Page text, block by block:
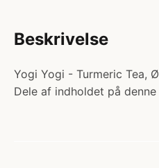
Beskrivelse
Yogi Yogi - Turmeric Tea,
Dele af indholdet på